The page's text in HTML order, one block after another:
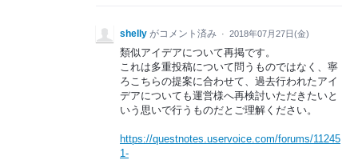
shelly がコメント済み · 2018年07月27日(金)
類似アイデアについて再掲です。
これは多重投稿について問うものではなく、寧
ろこちらの提案に合わせて、過去行われたアイ
デアについても運営様へ再検討いただきたいと
いう思いで行うものだとご理解ください。
https://questnotes.uservoice.com/forums/11245
1-